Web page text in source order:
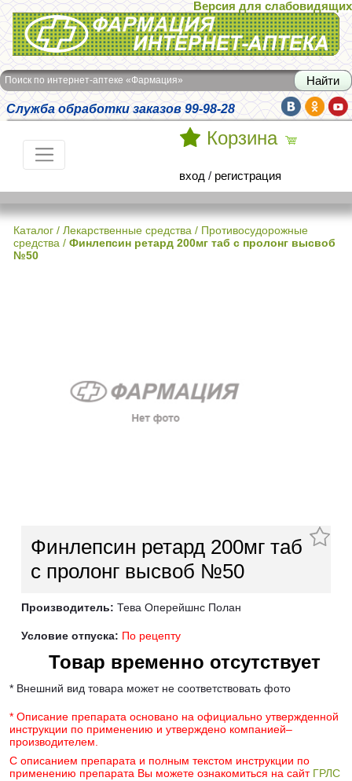
Интернет-аптека Фармация
Версия для слабовидящих
Поиск по интернет-аптеке «Фармация»
Служба обработки заказов 99-98-28
Корзина
вход / регистрация
Каталог / Лекарственные средства / Противосудорожные
средства / Финлепсин ретард 200мг таб с пролонг высвоб
№50
Финлепсин ретард 200мг таб
с пролонг высвоб №50
Производитель: Тева Оперейшнс Полан
Условие отпуска: По рецепту
Товар временно отсутствует
* Внешний вид товара может не соответствовать фото
* Описание препарата основано на официально утвержденной
инструкции по применению и утверждено компанией–
производителем.
С описанием препарата и полным текстом инструкции по
применению препарата Вы можете ознакомиться на сайт ГРЛС